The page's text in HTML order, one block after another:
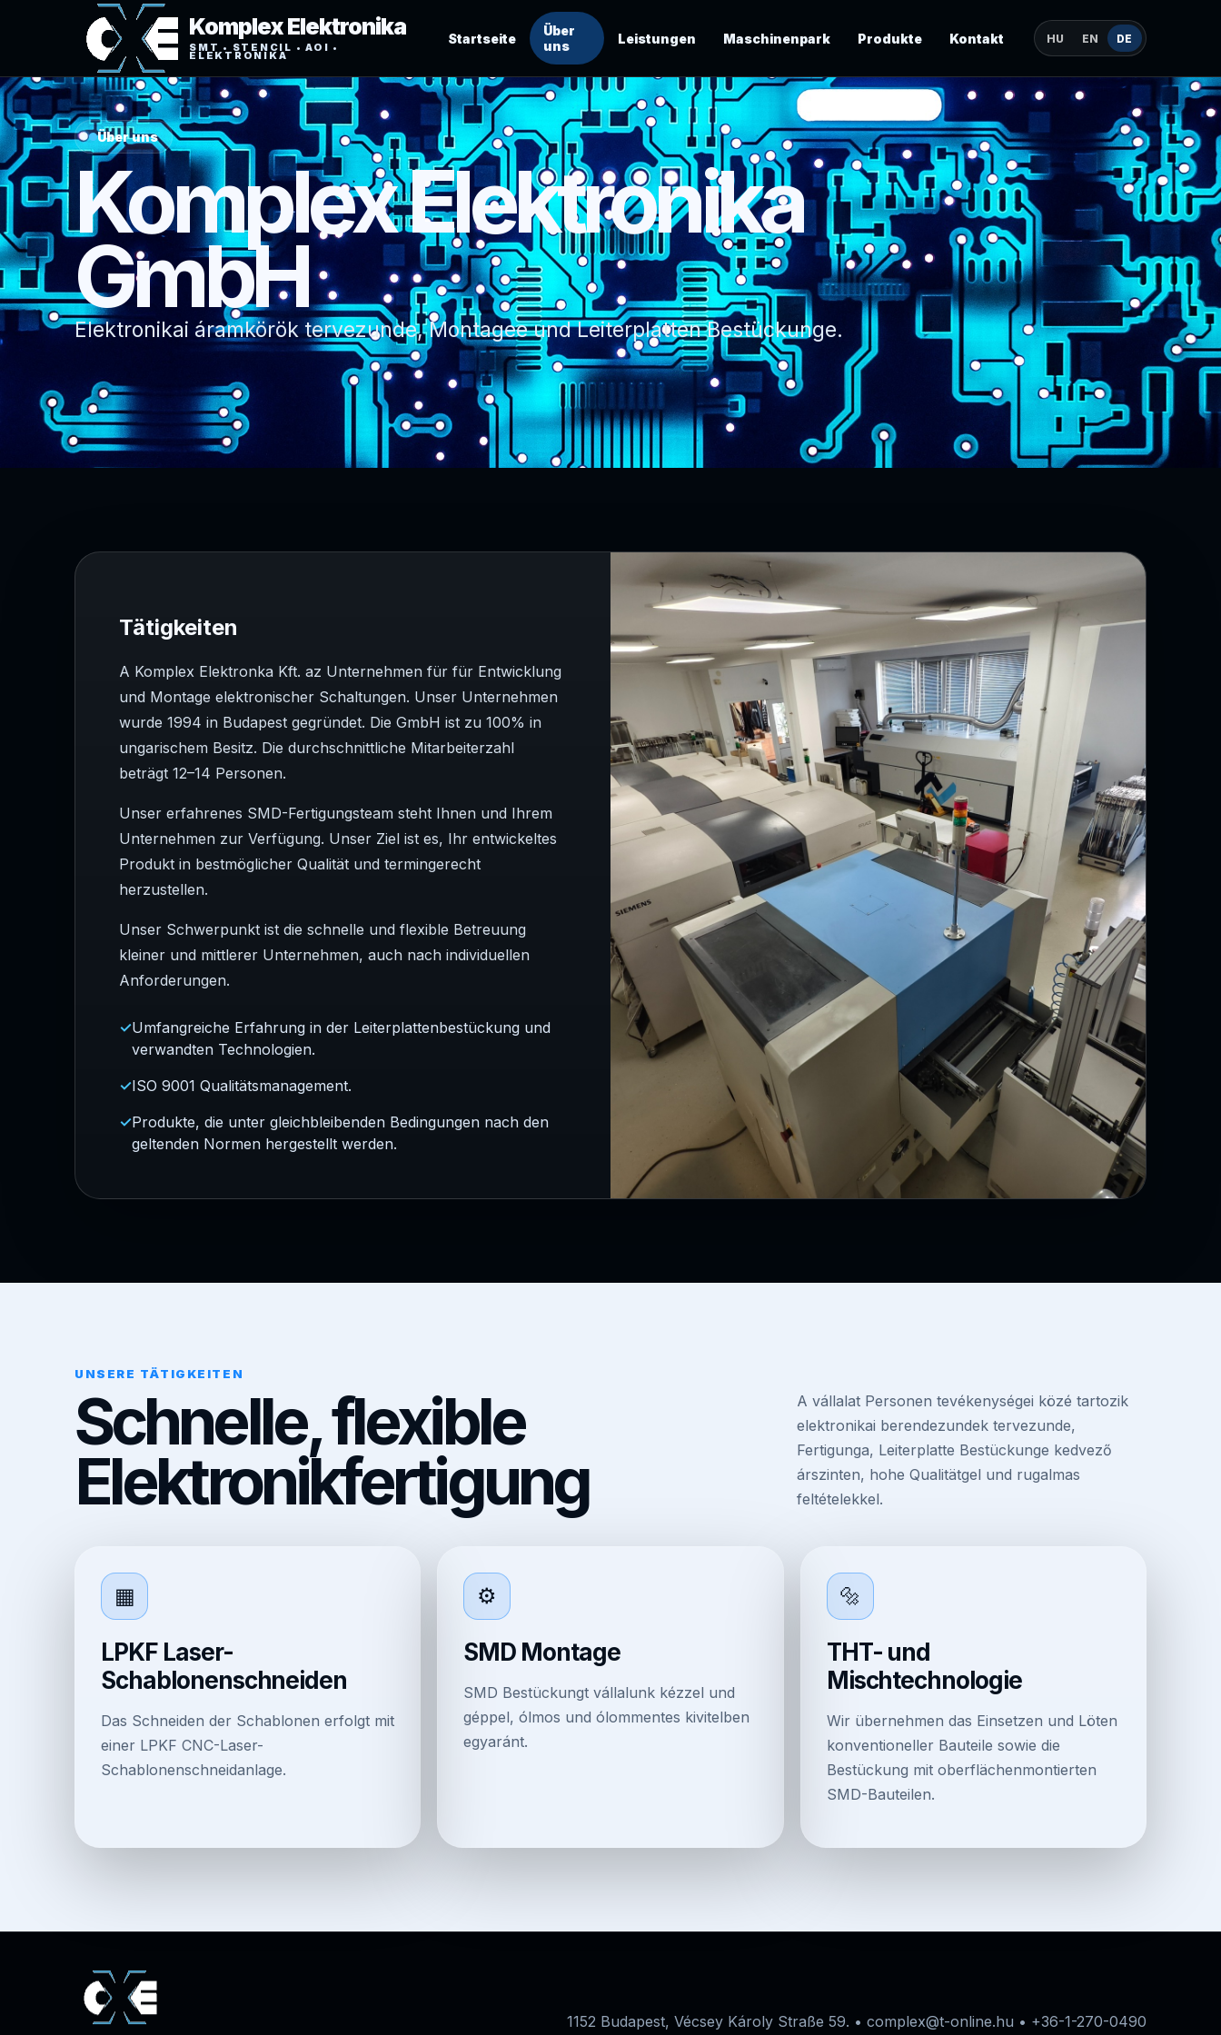
Komplex Elektronika
SMT • STENCIL • AOI •
ELEKTRONIKA
Startseite
Über
uns
Leistungen Maschinenpark Produkte Kontakt HU EN DE
Über uns
Komplex Elektronika
GmbH
Elektronikai áramkörök tervezunde, Montagee und Leiterplatten Bestückunge.
Tätigkeiten
A Komplex Elektronka Kft. az Unternehmen für für Entwicklung
und Montage elektronischer Schaltungen. Unser Unternehmen
wurde 1994 in Budapest gegründet. Die GmbH ist zu 100% in
ungarischem Besitz. Die durchschnittliche Mitarbeiterzahl
beträgt 12–14 Personen.
Unser erfahrenes SMD-Fertigungsteam steht Ihnen und Ihrem
Unternehmen zur Verfügung. Unser Ziel ist es, Ihr entwickeltes
Produkt in bestmöglicher Qualität und termingerecht
herzustellen.
Unser Schwerpunkt ist die schnelle und flexible Betreuung
kleiner und mittlerer Unternehmen, auch nach individuellen
Anforderungen.
Umfangreiche Erfahrung in der Leiterplattenbestückung und
verwandten Technologien.
ISO 9001 Qualitätsmanagement.
Produkte, die unter gleichbleibenden Bedingungen nach den
geltenden Normen hergestellt werden.
UNSERE TÄTIGKEITEN
Schnelle, flexible
Elektronikfertigung
A vállalat Personen tevékenységei közé tartozik
elektronikai berendezundek tervezunde,
Fertigunga, Leiterplatte Bestückunge kedvező
árszinten, hohe Qualitätgel und rugalmas
feltételekkel.
▦
LPKF Laser-
Schablonenschneiden
Das Schneiden der Schablonen erfolgt mit
einer LPKF CNC-Laser-
Schablonenschneidanlage.
⚙
SMD Montage
SMD Bestückungt vállalunk kézzel und
géppel, ólmos und ólommentes kivitelben
egyaránt.
🔩
THT- und
Mischtechnologie
Wir übernehmen das Einsetzen und Löten
konventioneller Bauteile sowie die
Bestückung mit oberflächenmontierten
SMD-Bauteilen.
1152 Budapest, Vécsey Károly Straße 59. • complex@t-online.hu • +36-1-270-0490